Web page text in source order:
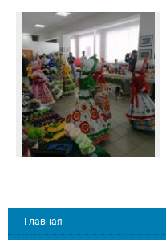
Главная